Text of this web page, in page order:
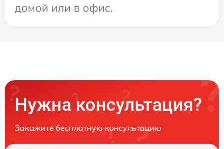
домой или в офис.
Нужна консультация?
Закажите бесплатную консультацию